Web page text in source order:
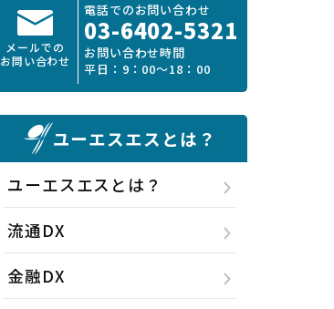
メールでの
お問い合わせ
電話でのお問い合わせ
03-6402-5321
お問い合わせ時間
平日：9：00～18：00
ユーエスエスとは？
ユーエスエスとは？
流通DX
金融DX